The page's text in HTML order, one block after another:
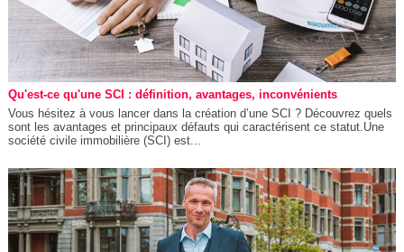
Qu'est-ce qu'une SCI : définition, avantages, inconvénients
Vous hésitez à vous lancer dans la création d’une SCI ? Découvrez quels
sont les avantages et principaux défauts qui caractérisent ce statut.Une
société civile immobilière (SCI) est...